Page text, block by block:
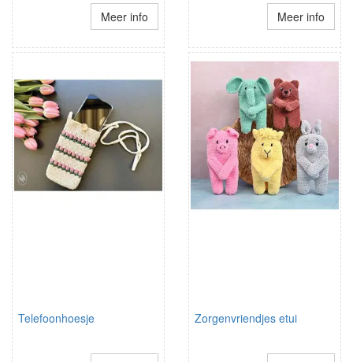
Meer info Meer info
Telefoonhoesje Zorgenvriendjes etui